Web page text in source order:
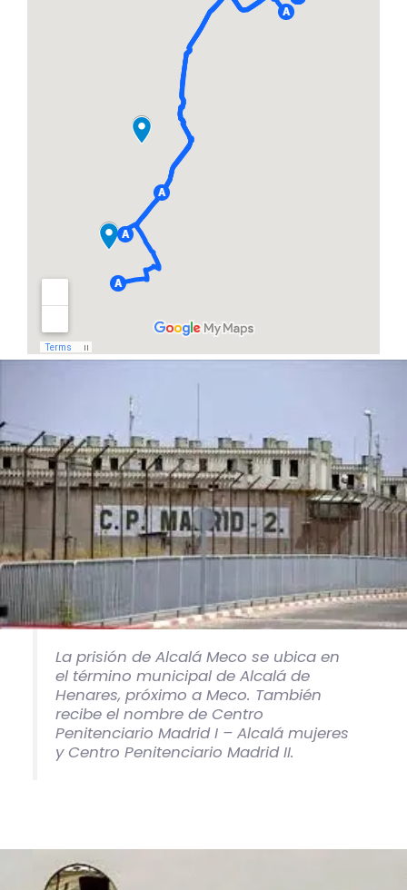
La prisión de Alcalá Meco se ubica en
el término municipal de Alcalá de
Henares, próximo a Meco. También
recibe el nombre de Centro
Penitenciario Madrid I – Alcalá mujeres
y Centro Penitenciario Madrid II.